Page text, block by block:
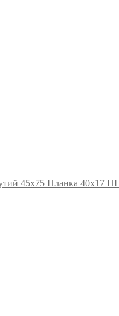
45х75 Планка 40х17